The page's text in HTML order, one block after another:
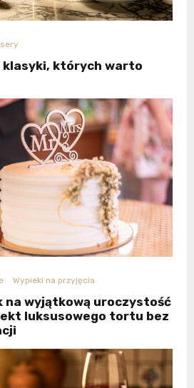
klasyki, których warto
Wypieki na przyjęcia
na wyjątkową uroczystość
luksusowego tortu bez